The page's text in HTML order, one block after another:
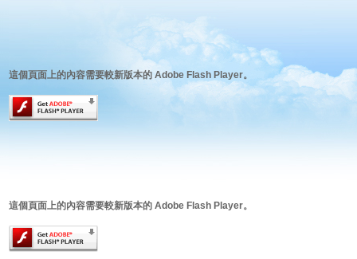
這個頁面上的內容需要較新版本的 Adobe Flash Player。
這個頁面上的內容需要較新版本的 Adobe Flash Player。